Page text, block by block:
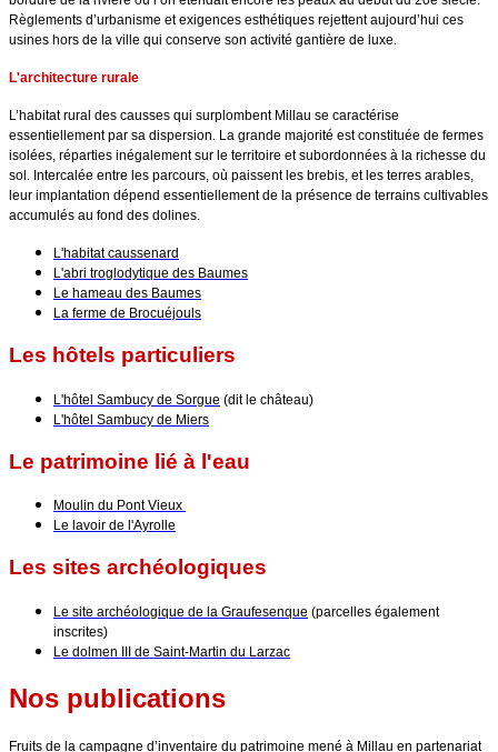
Règlements d’urbanisme et exigences esthétiques rejettent aujourd’hui ces
usines hors de la ville qui conserve son activité gantière de luxe.
L'architecture rurale
L’habitat rural des causses qui surplombent Millau se caractérise
essentiellement par sa dispersion. La grande majorité est constituée de fermes
isolées, réparties inégalement sur le territoire et subordonnées à la richesse du
sol. Intercalée entre les parcours, où paissent les brebis, et les terres arables,
leur implantation dépend essentiellement de la présence de terrains cultivables
accumulés au fond des dolines.
L'habitat caussenard
L'abri troglodytique des Baumes
Le hameau des Baumes
La ferme de Brocuéjouls
Les hôtels particuliers
L'hôtel Sambucy de Sorgue (dit le château)
L'hôtel Sambucy de Miers
Le patrimoine lié à l'eau
Moulin du Pont Vieux
Le lavoir de l'Ayrolle
Les sites archéologiques
Le site archéologique de la Graufesenque (parcelles également
inscrites)
Le dolmen III de Saint-Martin du Larzac
Nos publications
Fruits de la campagne d’inventaire du patrimoine mené à Millau en partenariat